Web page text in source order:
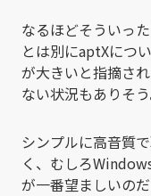
なるほどそういっ
とは別にaptXにつ
が大きいと指摘さ
ない状況もありそう
シンプルに高音質
く、むしろ
が一番望ましいの